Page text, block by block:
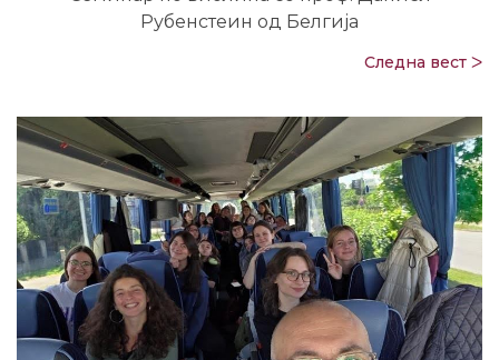
Рубенстеин од Белгија
Следна вест ᐳ